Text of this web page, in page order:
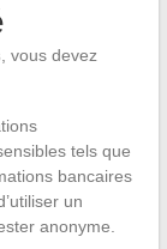
, vous devez
tels que
bancaires
un
anonyme.